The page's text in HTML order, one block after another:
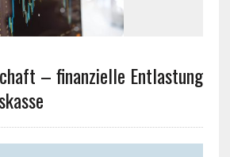
– finanzielle Entlastung